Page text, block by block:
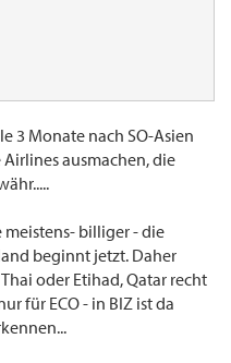
3 Monate nach SO-Asien
ausmachen, die
meistens- billiger - die
beginnt jetzt. Daher
oder Etihad, Qatar recht
für ECO - in BIZ ist da